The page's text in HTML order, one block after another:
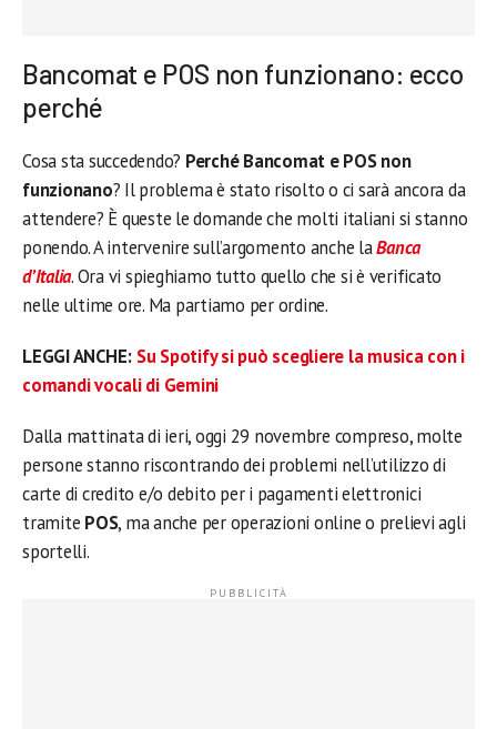
Bancomat e POS non funzionano: ecco
perché
Cosa sta succedendo? Perché Bancomat e POS non
funzionano? Il problema è stato risolto o ci sarà ancora da
attendere? È queste le domande che molti italiani si stanno
ponendo. A intervenire sull’argomento anche laBanca
d’Italia. Ora vi spieghiamo tutto quello che si è verificato
nelle ultime ore. Ma partiamo per ordine.
LEGGI ANCHE: Su Spotify si può scegliere la musica con i
comandi vocali di Gemini
Dalla mattinata di ieri, oggi 29 novembre compreso, molte
persone stanno riscontrando dei problemi nell’utilizzo di
carte di credito e/o debito per i pagamenti elettronici
tramite POS, ma anche per operazioni online o prelievi agli
sportelli.